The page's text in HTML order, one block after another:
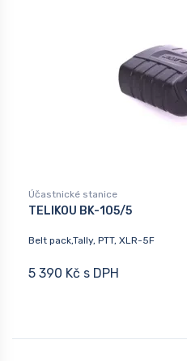
Účastnické stanice
TELIKOU BK-105/5
Belt pack,Tally, PTT, XLR-5F
5 390 Kč s DPH